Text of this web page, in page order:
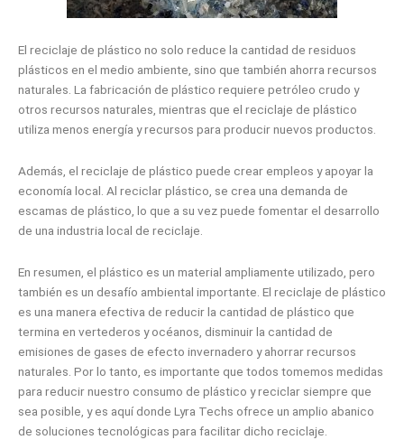
El reciclaje de plástico no solo reduce la cantidad de residuos
plásticos en el medio ambiente, sino que también ahorra recursos
naturales. La fabricación de plástico requiere petróleo crudo y
otros recursos naturales, mientras que el reciclaje de plástico
utiliza menos energía y recursos para producir nuevos productos.
Además, el reciclaje de plástico puede crear empleos y apoyar la
economía local. Al reciclar plástico, se crea una demanda de
escamas de plástico, lo que a su vez puede fomentar el desarrollo
de una industria local de reciclaje.
En resumen, el plástico es un material ampliamente utilizado, pero
también es un desafío ambiental importante. El reciclaje de plástico
es una manera efectiva de reducir la cantidad de plástico que
termina en vertederos y océanos, disminuir la cantidad de
emisiones de gases de efecto invernadero y ahorrar recursos
naturales. Por lo tanto, es importante que todos tomemos medidas
para reducir nuestro consumo de plástico y reciclar siempre que
sea posible, y es aquí donde Lyra Techs ofrece un amplio abanico
de soluciones tecnológicas para facilitar dicho reciclaje.